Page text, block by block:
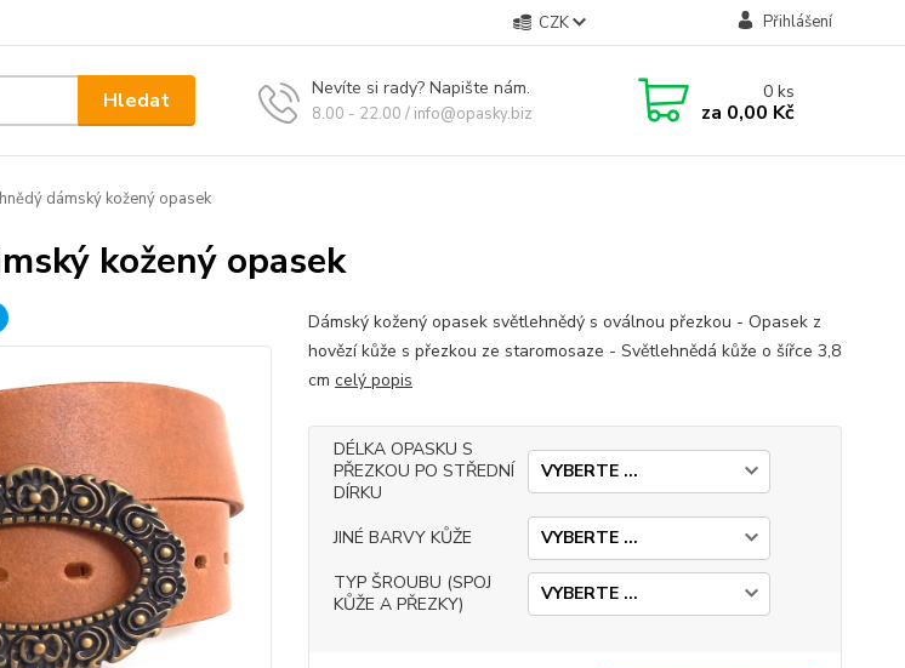
CZK Přihlášení
Hledat Nevíte si rady? Napište nám.
8.00 - 22.00 / info@opasky.biz
0ks
za 0,00 Kč
dámský kožený opasek
kožený opasek
Dámský kožený opasek světlehnědý s oválnou přezkou - Opasek z
hovězí kůže s přezkou ze staromosaze - Světlehnědá kůže o šířce 3,8
cm celý popis
DÉLKA OPASKU S
PŘEZKOU PO STŘEDNÍ
DÍRKU
JINÉ BARVY KŮŽE
TYP ŠROUBU (SPOJ
KŮŽE A PŘEZKY)